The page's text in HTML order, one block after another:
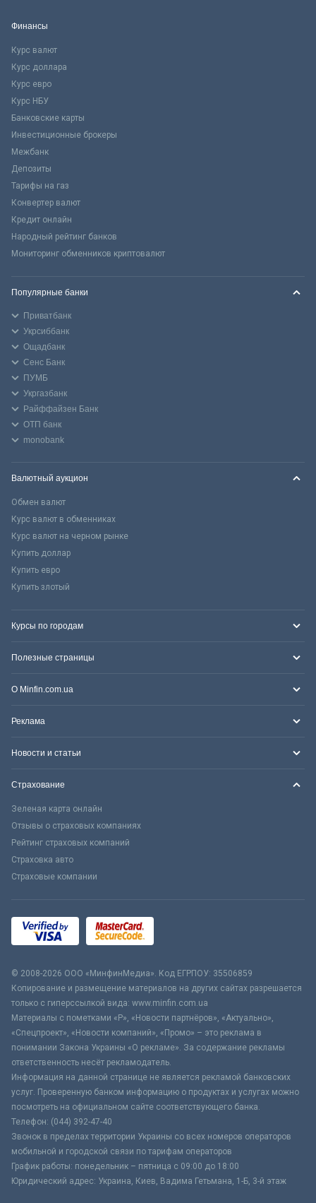
Финансы
Курс валют
Курс доллара
Курс евро
Курс НБУ
Банковские карты
Инвестиционные брокеры
Межбанк
Депозиты
Тарифы на газ
Конвертер валют
Кредит онлайн
Народный рейтинг банков
Мониторинг обменников криптовалют
Популярные банки
Приватбанк
Укрсиббанк
Ощадбанк
Сенс Банк
ПУМБ
Укргазбанк
Райффайзен Банк
ОТП банк
monobank
Валютный аукцион
Обмен валют
Курс валют в обменниках
Курс валют на черном рынке
Купить доллар
Купить евро
Купить злотый
Курсы по городам
Полезные страницы
О Minfin.com.ua
Реклама
Новости и статьи
Страхование
Зеленая карта онлайн
Отзывы о страховых компаниях
Рейтинг страховых компаний
Страховка авто
Страховые компании
© 2008-2026 ООО «МинфинМедиа». Код ЕГРПОУ: 35506859
Копирование и размещение материалов на других сайтах разрешается
только с гиперссылкой вида: www.minfin.com.ua
Материалы с пометками «Р», «Новости партнёров», «Актуально»,
«Спецпроект», «Новости компаний», «Промо» – это реклама в
понимании Закона Украины «О рекламе». За содержание рекламы
ответственность несёт рекламодатель.
Информация на данной странице не является рекламой банковских
услуг. Проверенную банком информацию о продуктах и услугах можно
посмотреть на официальном сайте соответствующего банка.
Телефон: (044) 392-47-40
Звонок в пределах территории Украины со всех номеров операторов
мобильной и городской связи по тарифам операторов
График работы: понедельник – пятница с 09:00 до 18:00
Юридический адрес: Украина, Киев, Вадима Гетьмана, 1-Б, 3-й этаж